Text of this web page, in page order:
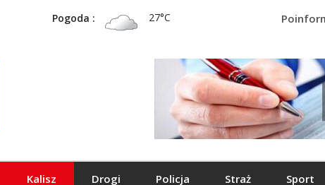
Pogoda : 27°C
Kalisz Drogi Policja Straż Sport